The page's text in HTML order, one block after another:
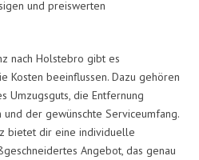
und preiswerten
nach Holstebro gibt es
Kosten beeinflussen. Dazu gehören
Umzugsguts, die Entfernung
der gewünschte Serviceumfang.
bietet dir eine individuelle
Angebot, das genau